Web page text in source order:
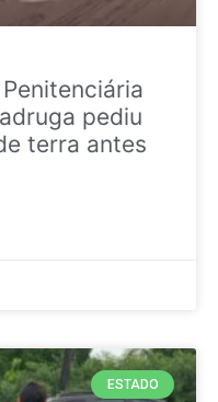
pediu
terra antes
ESTADO